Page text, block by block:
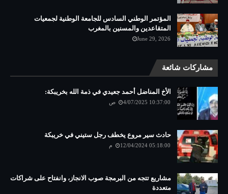
المؤتمر الوطني السادس للجامعة الوطنية لجمعيات
المتقاعدين والمسنين بالمغرب
June 29, 2026
مشاركات شائعة
الأخ المناضل أحمد جعيدي في ذمة الله بخريبكة:
4/07/2025 10:37:00 ص
حادث سير مروع يخطف رجل ستيني في خريبكة
12/04/2024 05:18:00 م
مشاريع تتجه من البرمجة صوب الانجاز، وانفتاح على شراكات
متعددة